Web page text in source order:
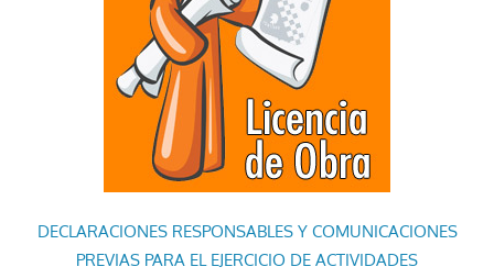
DECLARACIONES RESPONSABLES Y COMUNICACIONES
PREVIAS PARA EL EJERCICIO DE ACTIVIDADES